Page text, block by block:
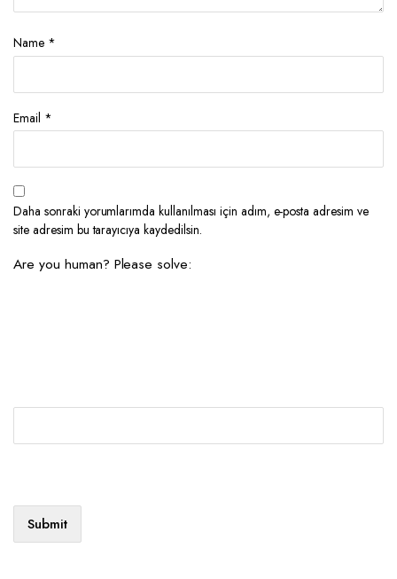
Name *
Email *
Daha sonraki yorumlarımda kullanılması için adım, e-posta adresim ve
site adresim bu tarayıcıya kaydedilsin.
Are you human? Please solve: